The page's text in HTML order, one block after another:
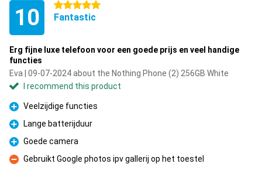
10 5 stars
Fantastic
Erg fijne luxe telefoon voor een goede prijs en veel handige
functies
Eva | 09-07-2024 about the Nothing Phone (2) 256GB White
I recommend this product
Pro
Veelzijdige functies
Pro
Lange batterijduur
Pro
Goede camera
Con
Gebruikt Google photos ipv gallerij op het toestel